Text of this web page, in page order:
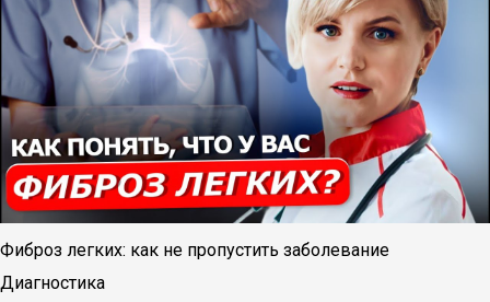
Фиброз легких: как не пропустить заболевание
Диагностика